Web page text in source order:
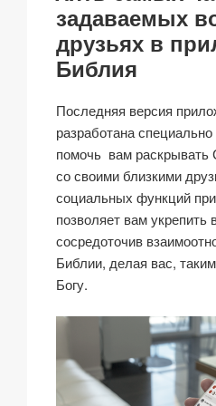
k
задаваемых
друзьях в
Библия
Последняя версия
разработана
помочь вам раскрывать
со своими близкими
социальных функций
позволяет вам
сосредоточив
Библии, делая вас,
Богу.